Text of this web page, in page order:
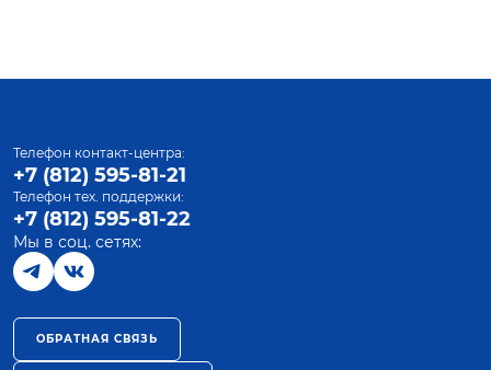
Телефон контакт-центра:
+7 (812) 595-81-21
Телефон тех. поддержки:
+7 (812) 595-81-22
Мы в соц. сетях:
ОБРАТНАЯ СВЯЗЬ